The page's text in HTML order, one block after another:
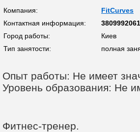
Компания:
FitCurves
Контактная информация:
Город работы:
Киев
Тип занятости:
полная
Опыт работы: Не имеет
Уровень образования: Не
Фитнес-тренер.